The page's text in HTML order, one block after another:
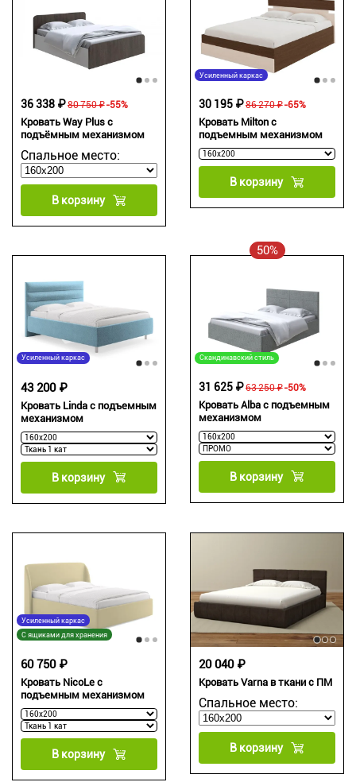
Кровать Way Plus с
подъёмным механизмом
Спальное место:
80 750 ₽
36 338 ₽ -55%
В корзину
Усиленный каркас
Кровать Milton с
подъемным механизмом
86 270 ₽
30 195 ₽ -65%
В корзину
Усиленный каркас
Кровать Linda с подъемным
механизмом
43 200 ₽
В корзину
50%
Скандинавский стиль
Кровать Alba с подъемным
механизмом
63 250 ₽
31 625 ₽ -50%
В корзину
Усиленный каркас
С ящиками для хранения
Кровать NicoLe c
подъемным механизмом
60 750 ₽
В корзину
Кровать Varna в ткани c ПМ
Спальное место:
20 040 ₽
В корзину